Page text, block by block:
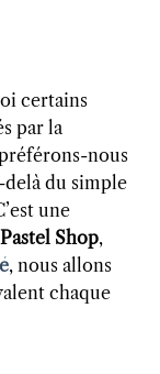
certains
par la
nous
du simple
une
Pastel Shop,
, nous allons
chaque